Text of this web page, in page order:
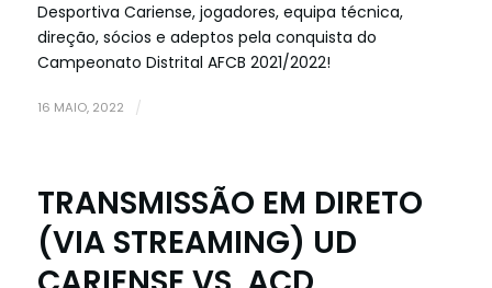
Desportiva Cariense, jogadores, equipa técnica,
direção, sócios e adeptos pela conquista do
Campeonato Distrital AFCB 2021/2022!
16 MAIO, 2022 /
TRANSMISSÃO EM DIRETO
(VIA STREAMING) UD